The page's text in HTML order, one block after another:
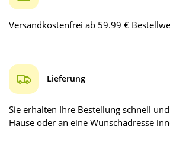
Versandkostenfrei ab 59.99 €
Lieferung
Sie erhalten Ihre Bestellung schnell
Hause oder an eine Wunschadresse